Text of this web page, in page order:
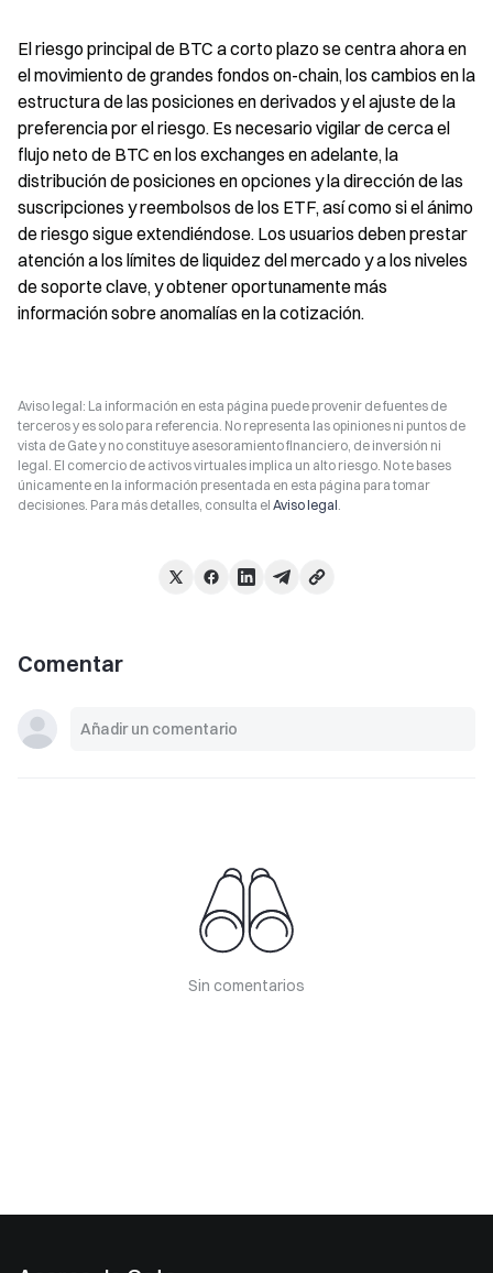
El riesgo principal de BTC a corto plazo se centra ahora en
el movimiento de grandes fondos on-chain, los cambios en la
estructura de las posiciones en derivados y el ajuste de la
preferencia por el riesgo. Es necesario vigilar de cerca el
flujo neto de BTC en los exchanges en adelante, la
distribución de posiciones en opciones y la dirección de las
suscripciones y reembolsos de los ETF, así como si el ánimo
de riesgo sigue extendiéndose. Los usuarios deben prestar
atención a los límites de liquidez del mercado y a los niveles
de soporte clave, y obtener oportunamente más
información sobre anomalías en la cotización.
Aviso legal: La información en esta página puede provenir de fuentes de
terceros y es solo para referencia. No representa las opiniones ni puntos de
vista de Gate y no constituye asesoramiento financiero, de inversión ni
legal. El comercio de activos virtuales implica un alto riesgo. No te bases
únicamente en la información presentada en esta página para tomar
decisiones. Para más detalles, consulta el Aviso legal.
Comentar
Sin comentarios